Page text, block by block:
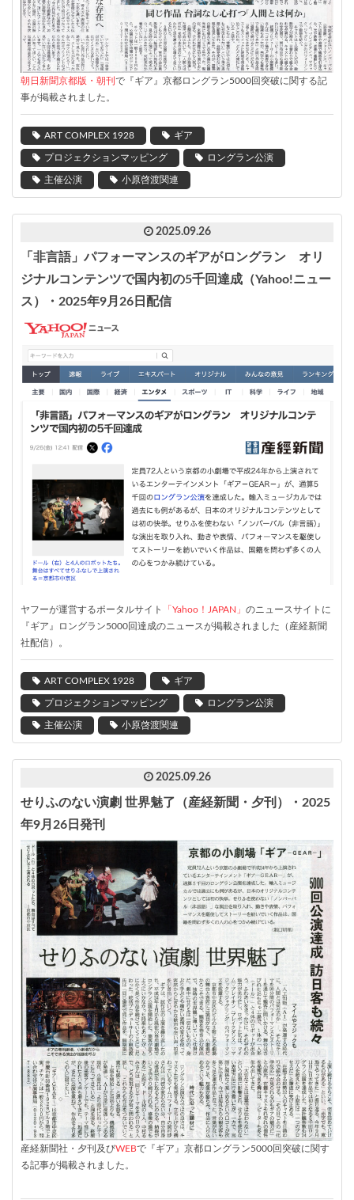
朝日新聞京都版・朝刊 で『ギア』京都ロングラン5000回突破に関する記
事が掲載されました。
ART COMPLEX 1928 ギア
プロジェクションマッピング ロングラン公演
主催公演 小原啓渡関連
2025.09.26
「非言語」パフォーマンスのギアがロングラン オリ
ジナルコンテンツで国内初の5千回達成（Yahoo!ニュー
ス）・2025年9月26日配信
ヤフーが運営するポータルサイト 「Yahoo！JAPAN」 のニュースサイトに
『ギア』ロングラン5000回達成のニュースが掲載されました（産経新聞
社配信）。
ART COMPLEX 1928 ギア
プロジェクションマッピング ロングラン公演
主催公演 小原啓渡関連
2025.09.26
せりふのない演劇 世界魅了（産経新聞・夕刊）・2025
年9月26日発刊
産経新聞社・夕刊及びWEBで『ギア』京都ロングラン5000回突破に関す
る記事が掲載されました。